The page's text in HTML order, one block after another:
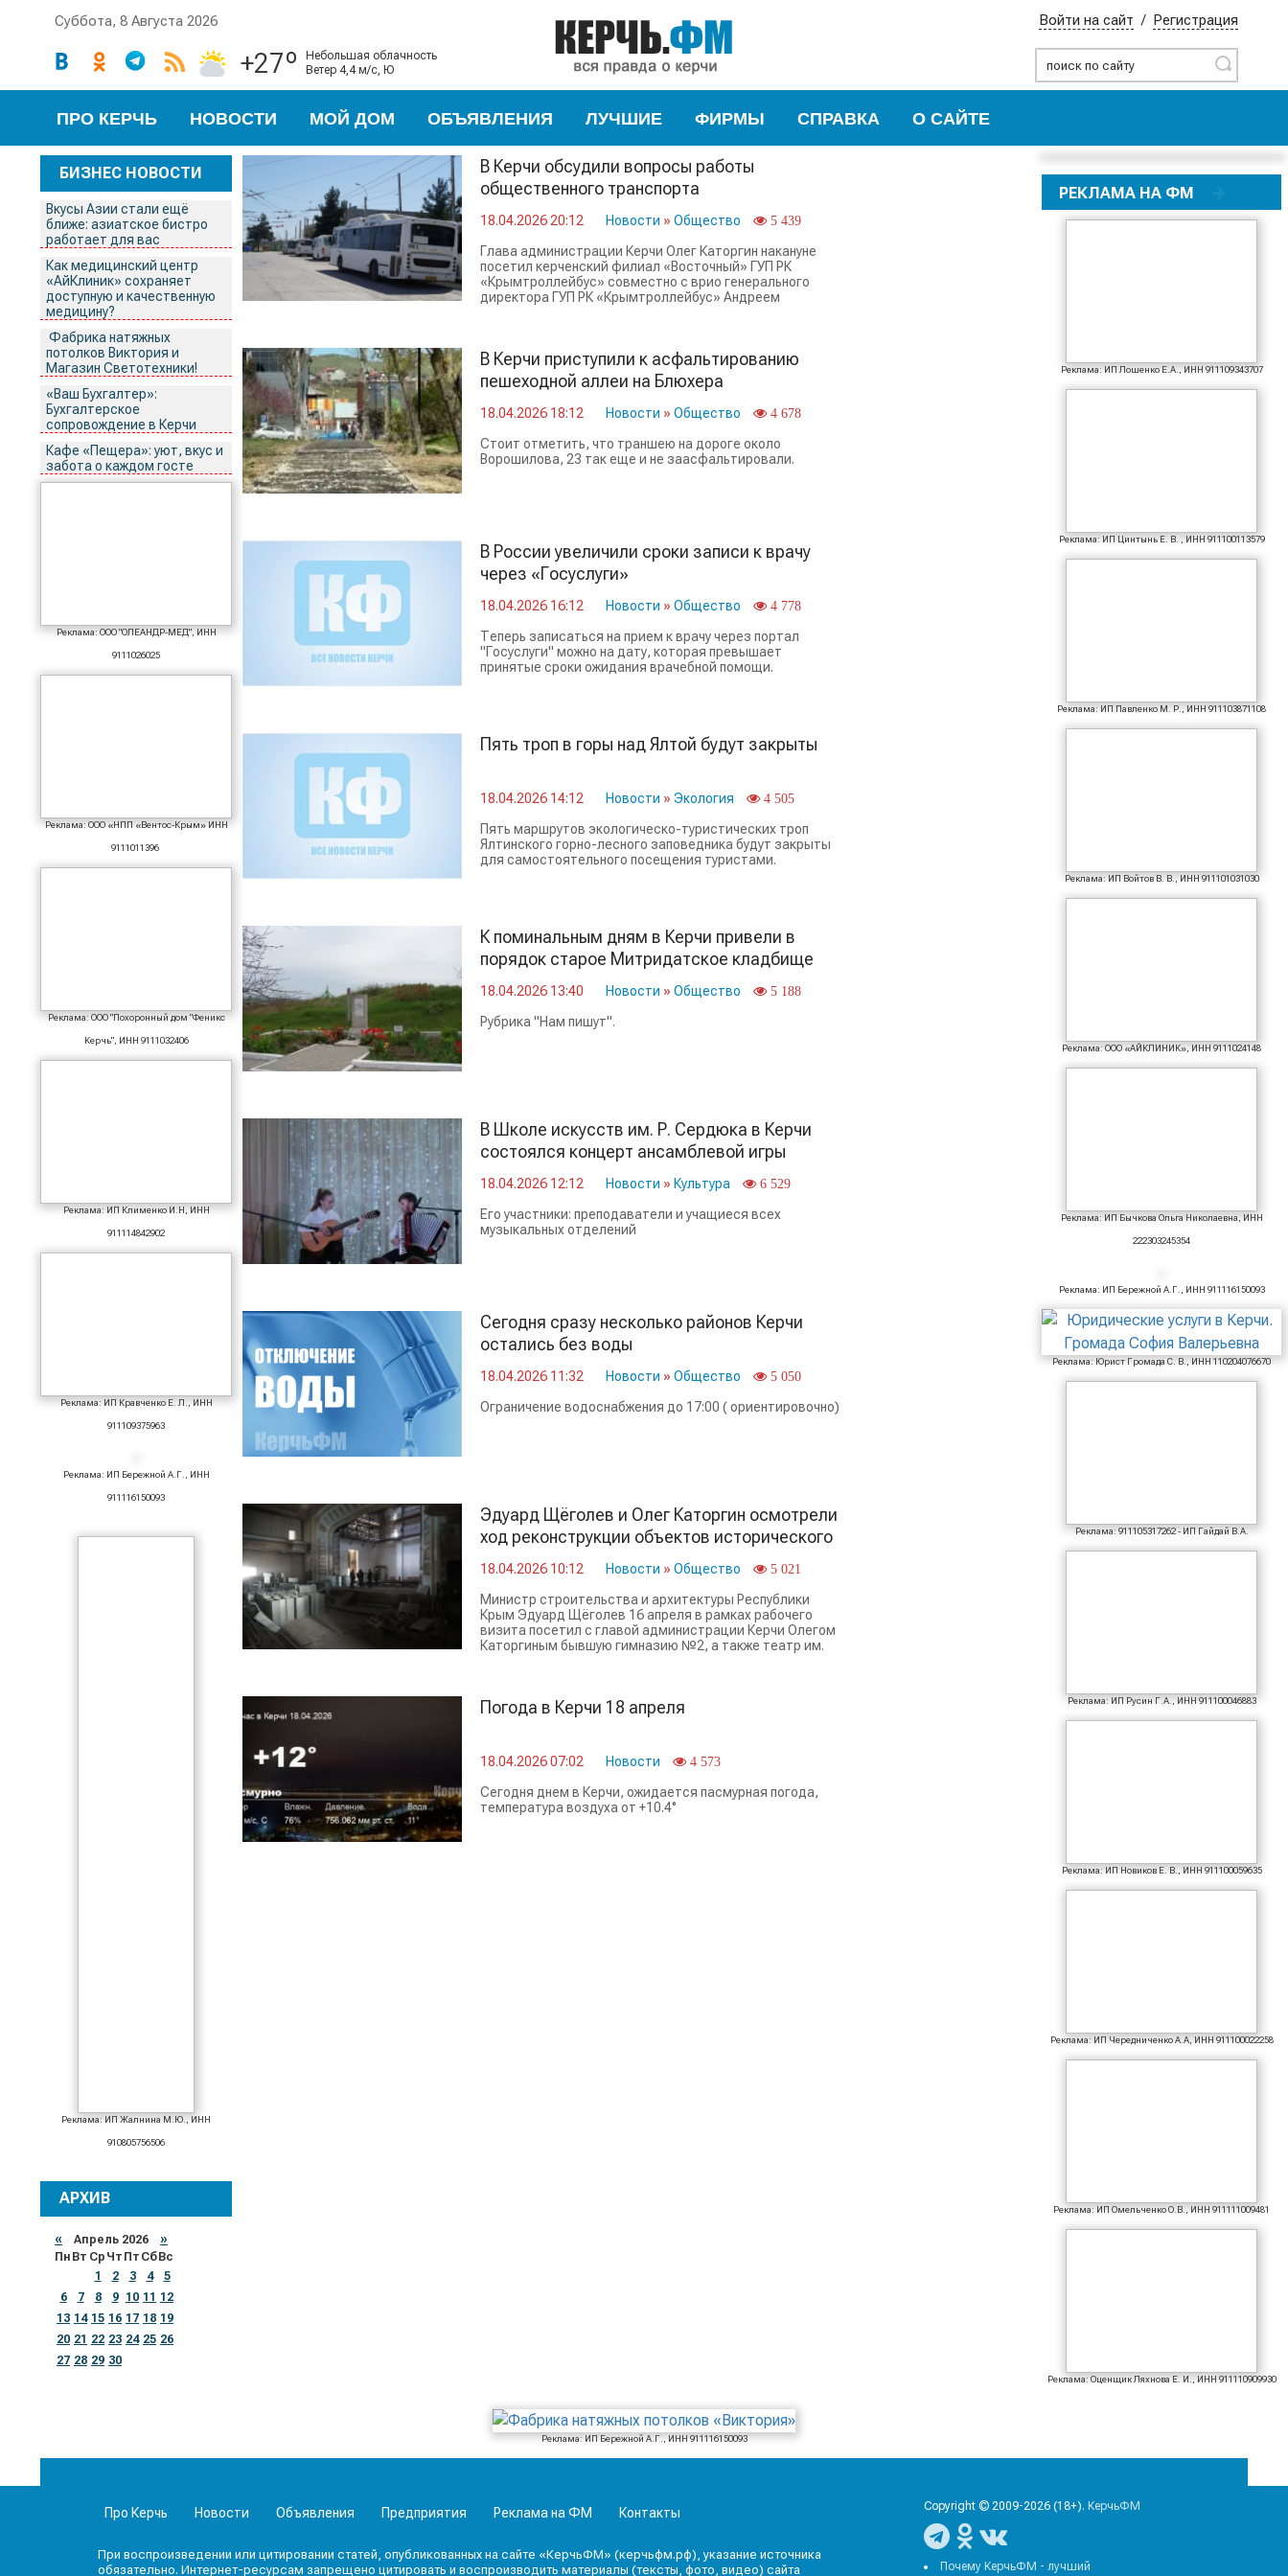
Суббота, 8 Августа 2026
Найти
Войти на сайт / Регистрация
+27º
небольшая облачность
ветер 4,4 м/с, Ю
ПРО КЕРЧЬ НОВОСТИ МОЙ ДОМ ОБЪЯВЛЕНИЯ ЛУЧШИЕ ФИРМЫ СПРАВКА О САЙТЕ
БИЗНЕС НОВОСТИ
Вкусы Азии стали ещё
ближе: азиатское бистро
работает для вас
Как медицинский центр
«АйКлиник» сохраняет
доступную и качественную
медицину?
Фабрика натяжных
потолков Виктория и
Магазин Светотехники!
«Ваш Бухгалтер»:
Бухгалтерское
сопровождение в Керчи
Кафе «Пещера»: уют, вкус и
забота о каждом госте
Реклама: ООО "ОЛЕАНДР-МЕД", ИНН
9111026025
Реклама: ООО «НПП «Вентос-Крым» ИНН
9111011396
Реклама: ООО "Похоронный дом "Феникс
Керчь", ИНН 9111032406
Реклама: ИП Клименко И.Н, ИНН
911114842902
Реклама: ИП Кравченко Е. Л., ИНН
911109375963
Реклама: ИП Бережной А.Г., ИНН
911116150093
Реклама: ИП Жалнина М.Ю., ИНН
910805756506
АРХИВ
« Апрель 2026 »
Пн Вт Ср Чт Пт Сб Вс
1
2 3 4
5
6
7 8 9 10 11 12
13 14 15 16 17 18 19
20 21 22 23 24 25 26
27 28 29 30
В Керчи обсудили вопросы работы
общественного транспорта
18.04.2026 20:12 Новости » Общество 5 439
Глава администрации Керчи Олег Каторгин накануне
посетил керченский филиал «Восточный» ГУП РК
«Крымтроллейбус» совместно с врио генерального
директора ГУП РК «Крымтроллейбус» Андреем
В Керчи приступили к асфальтированию
пешеходной аллеи на Блюхера
18.04.2026 18:12 Новости » Общество 4 678
Стоит отметить, что траншею на дороге около
Ворошилова, 23 так еще и не заасфальтировали.
В России увеличили сроки записи к врачу
через «Госуслуги»
18.04.2026 16:12 Новости » Общество 4 778
Теперь записаться на прием к врачу через портал
"Госуслуги" можно на дату, которая превышает
принятые сроки ожидания врачебной помощи.
Пять троп в горы над Ялтой будут закрыты
18.04.2026 14:12 Новости » Экология 4 505
Пять маршрутов экологическо-туристических троп
Ялтинского горно-лесного заповедника будут закрыты
для самостоятельного посещения туристами.
К поминальным дням в Керчи привели в
порядок старое Митридатское кладбище
18.04.2026 13:40 Новости » Общество 5 188
Рубрика "Нам пишут".
В Школе искусств им. Р. Сердюка в Керчи
состоялся концерт ансамблевой игры
18.04.2026 12:12 Новости » Культура 6 529
Его участники: преподаватели и учащиеся всех
музыкальных отделений
Сегодня сразу несколько районов Керчи
остались без воды
18.04.2026 11:32 Новости » Общество 5 050
Ограничение водоснабжения до 17:00 ( ориентировочно)
Эдуард Щёголев и Олег Каторгин осмотрели
ход реконструкции объектов исторического
наследия Керчи
18.04.2026 10:12 Новости » Общество 5 021
Министр строительства и архитектуры Республики
Крым Эдуард Щёголев 16 апреля в рамках рабочего
визита посетил с главой администрации Керчи Олегом
Каторгиным бывшую гимназию №2, а также театр им.
Погода в Керчи 18 апреля
18.04.2026 07:02 Новости 4 573
Сегодня днем в Керчи, ожидается пасмурная погода,
температура воздуха от +10.4°
РЕКЛАМА НА ФМ
Реклама: ИП Лошенко Е.А., ИНН 911109343707
Реклама: ИП Цинтынь Е. В. , ИНН 911100113579
Реклама: ИП Павленко М. Р., ИНН 911103871108
Реклама: ИП Войтов В. В., ИНН 911101031030
Реклама: ООО «АЙКЛИНИК», ИНН 9111024148
Реклама: ИП Бычкова Ольга Николаевна, ИНН
222303245354
Реклама: ИП Бережной А.Г., ИНН 911116150093
Реклама: Юрист Громада С. В., ИНН 110204076670
Реклама: 911105317262 - ИП Гайдай В.А.
Реклама: ИП Русин Г.А., ИНН 911100046883
Реклама: ИП Новиков Е. В., ИНН 911100059635
Реклама: ИП Чередниченко А.А, ИНН 911100022258
Реклама: ИП Омельченко О.В., ИНН 911111009481
Реклама: Оценщик Ляхнова Е. И., ИНН 911110909930
Реклама: ИП Бережной А.Г., ИНН 911116150093
Про Керчь Новости Объявления Предприятия Реклама на ФМ Контакты
При воспроизведении или цитировании статей, опубликованных на сайте «КерчьФМ» (керчьфм.рф), указание источника
обязательно. Интернет-ресурсам запрещено цитировать и воспроизводить материалы (тексты, фото, видео) сайта
Copyright © 2009-2026 (18+). КерчьФМ
Почему КерчьФМ - лучший